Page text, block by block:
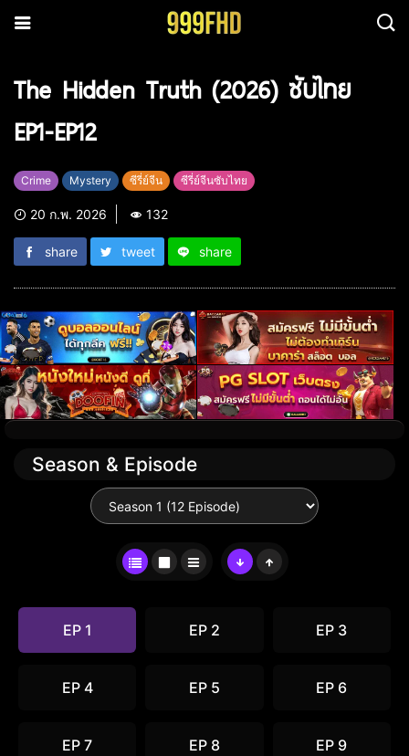
The Hidden Truth (2026) ซับไทย
EP1-EP12
Crime Mystery ซีรี่ย์จีน ซีรี่ย์จีนซับไทย
20 ก.พ. 2026 132
share tweet share
Season & Episode
EP 1 EP 2 EP 3
EP 4 EP 5 EP 6
EP 7 EP 8 EP 9